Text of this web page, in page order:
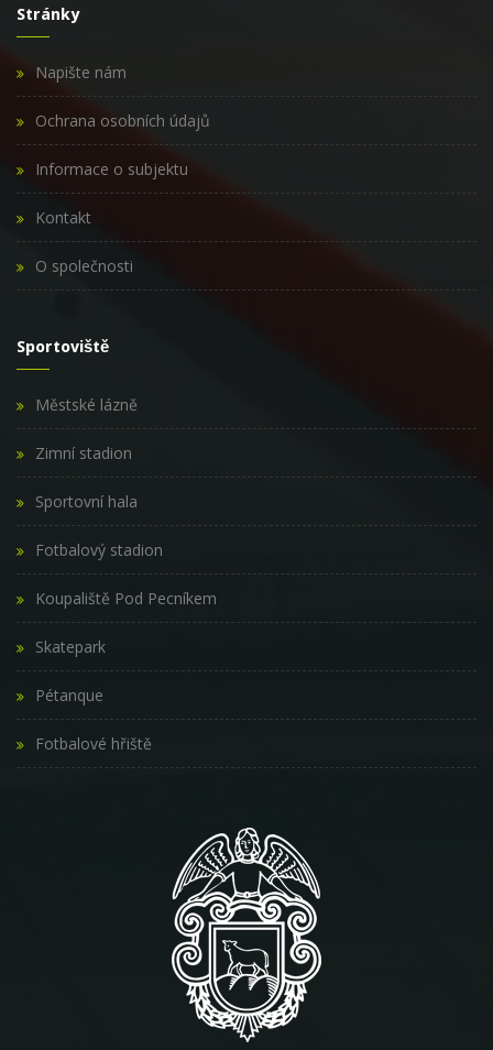
Stránky
Napište nám
Ochrana osobních údajů
Informace o subjektu
Kontakt
O společnosti
Sportoviště
Městské lázně
Zimní stadion
Sportovní hala
Fotbalový stadion
Koupaliště Pod Pecníkem
Skatepark
Pétanque
Fotbalové hřiště